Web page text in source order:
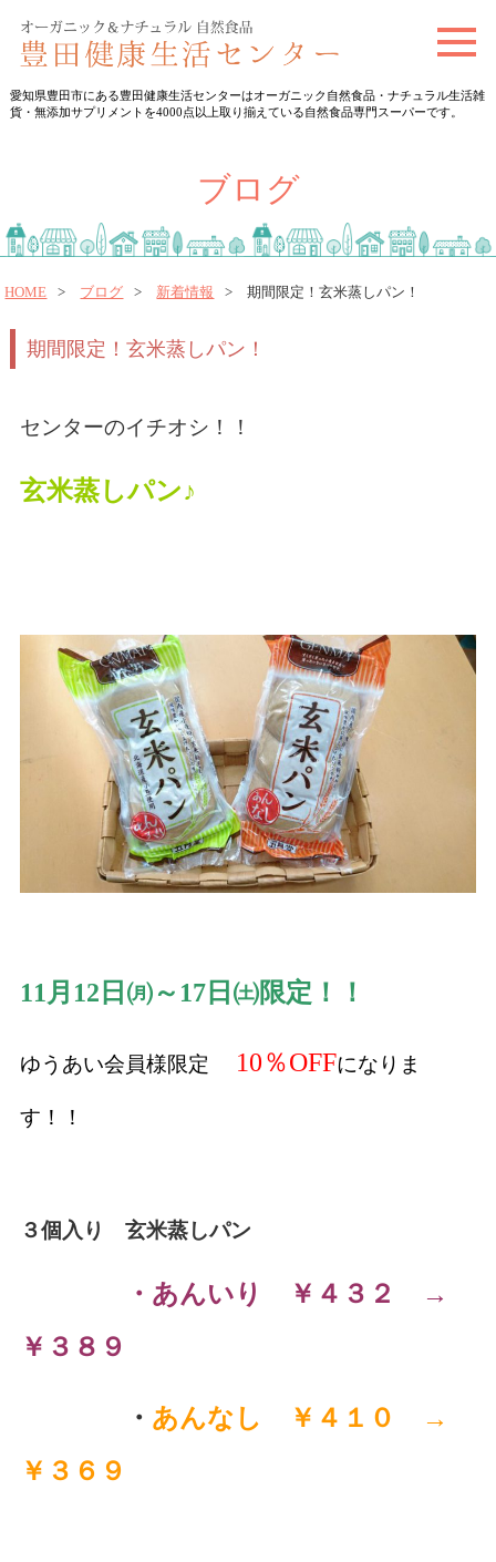
t
g
a
愛知県豊田市にある豊田健康生活センターはオーガニック自然食品・ナチュラル生活雑
貨・無添加サプリメントを4000点以上取り揃えている自然食品専門スーパーです。
ブログ
HOME ブログ 新着情報 期間限定！玄米蒸しパン！
期間限定！玄米蒸しパン！
センターのイチオシ！！
玄米蒸しパン♪
11月12日㈪～17日㈯限定！！
ゆうあい会員様限定 10％OFFになりま
す！！
３個入り 玄米蒸しパン
・あんいり ￥４３２ →
￥３８９
・ あんなし ￥４１０ →
￥３６９